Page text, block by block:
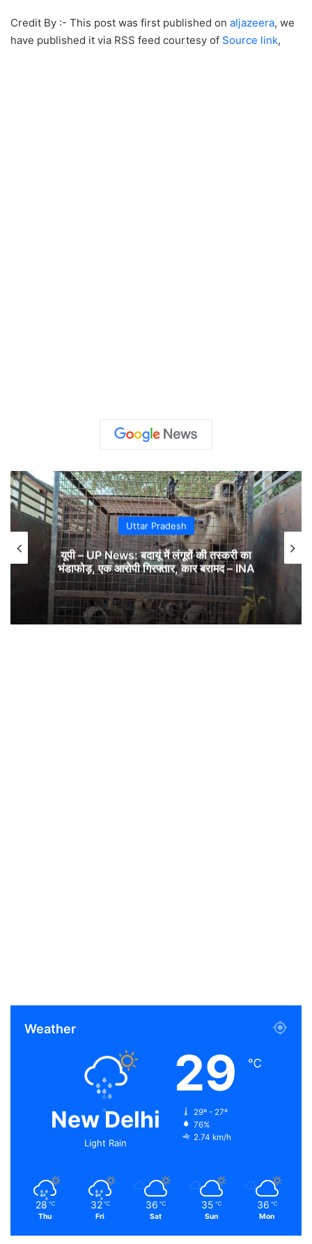
Credit By :- This post was first published on aljazeera, we
have published it via RSS feed courtesy of Source link,
Uttar Pradesh
यूपी – UP News: बदायूं में लंगूरों की तस्करी का
भंडाफोड़, एक आरोपी गिरफ्तार, कार बरामद – INA
Weather
New Delhi
Light Rain
29 ℃
29º - 27º
76%
2.74 km/h
28 ℃
Thu
32 ℃
Fri
36 ℃
Sat
35 ℃
Sun
36 ℃
Mon